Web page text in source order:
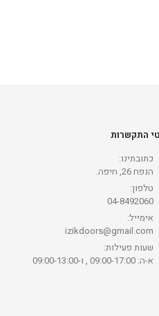
התקשרות
כתובתינו:
הנפח 26, חיפה.
טלפון:
04-8492060
אימייל:
izikdoors@gmail.com
שעות פעילות:
א-ה: 09:00-17:00 , ו-09:00-13:00